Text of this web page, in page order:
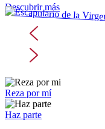
Descubrir más
Reza por mí
Haz parte